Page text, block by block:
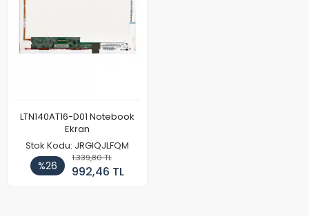
LTN140AT16-D01 Notebook
Ekran
Stok Kodu: JRGIQJLFQM
%26
1.339,80 TL
992,46 TL